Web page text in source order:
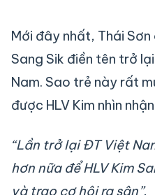
Mới đây nhất, Thái
Sang Sik điền tên trở
Nam. Sao trẻ này rất
được HLV Kim nhìn
“Lần trở lại ĐT Việt
hơn nữa để HLV Kim
và trao cơ hội ra sân”.